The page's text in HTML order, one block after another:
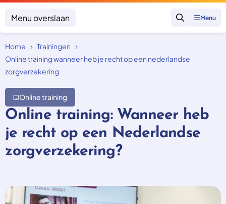
Menu overslaan
Zoeken
Menu
Klacht indienen
Zorgverzekering afsluiten
Zorgverzekering betalen
Vergoeding van zorg
Zorg in het buitenland
Nieuw in Nederland
Geen zorgverzekering
Focus en impact
Uitspraken
Trainingen
Over SKGZ
Nieuws
Casussen
Home
Trainingen
Online training wanneer heb je recht op een nederlandse
zorgverzekering
Online training: Wanneer heb
je recht op een Nederlandse
zorgverzekering?
Online training